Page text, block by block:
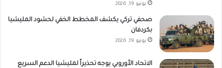
يونيو 19, 2026
صحفي تركي يكشف المخطط الخفي لحشود المليشيا
بكردفان
يونيو 19, 2026
الاتحاد الأوروبي يوجه تحذيراً لمليشيا الدعم السريع